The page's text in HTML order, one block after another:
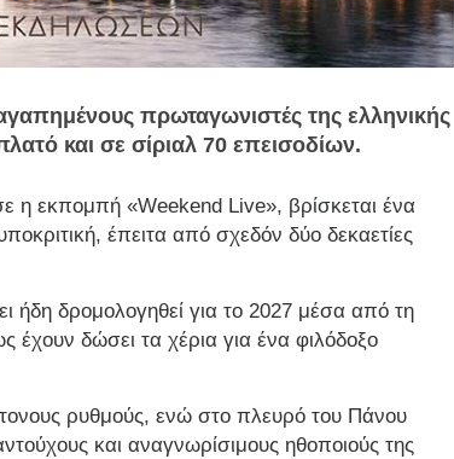
πρωταγωνιστές της ελληνικής
και σε σίριαλ 70 επεισοδίων.
η εκπομπή «Weekend Live», βρίσκεται ένα
έπειτα από σχεδόν δύο δεκαετίες
ήδη δρομολογηθεί για το 2027 μέσα από τη
έχουν δώσει τα χέρια για ένα φιλόδοξο
ρυθμούς, ενώ στο πλευρό του Πάνου
και αναγνωρίσιμους ηθοποιούς της